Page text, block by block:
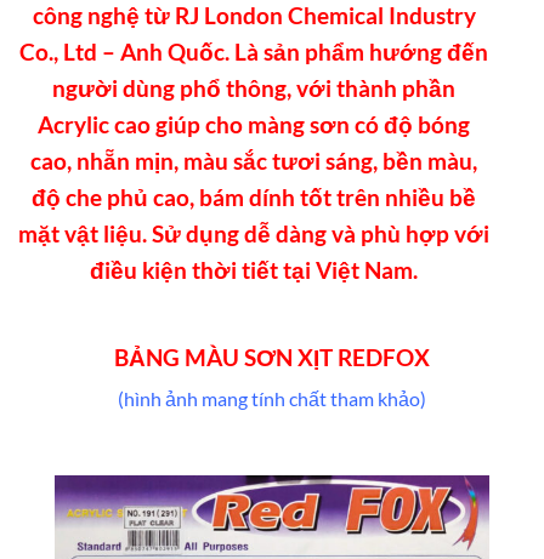
công nghệ từ RJ London Chemical Industry
Co., Ltd – Anh Quốc. Là sản phẩm hướng đến
người dùng phổ thông, với thành phần
Acrylic cao giúp cho màng sơn có độ bóng
cao, nhẵn mịn, màu sắc tươi sáng, bền màu,
độ che phủ cao, bám dính tốt trên nhiều bề
mặt vật liệu. Sử dụng dễ dàng và phù hợp với
điều kiện thời tiết tại Việt Nam.
BẢNG MÀU SƠN XỊT REDFOX
(hình ảnh mang tính chất tham khảo)